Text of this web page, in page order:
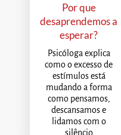
Por que
desaprendemos a
esperar?
Psicóloga explica
como o excesso de
estímulos está
mudando a forma
como pensamos,
descansamos e
lidamos com o
silêncio